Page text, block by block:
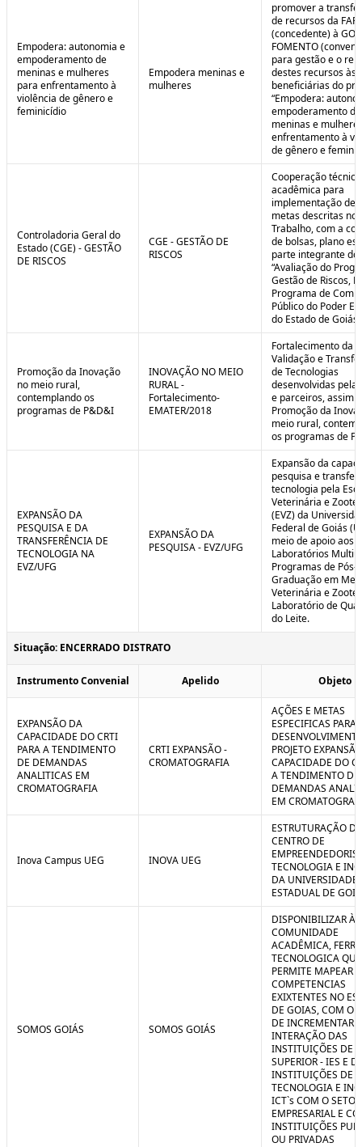
Empodera: autonomia e
empoderamento de
meninas e mulheres
para enfrentamento à
violência de gênero e
feminicídio
Empodera meninas e
mulheres
promover a
de recursos da
(concedente) à
FOMENTO
para gestão e o
destes recursos às
beneficiárias do
“Empodera:
empoderamento de
meninas e
enfrentamento à
de gênero e
Controladoria Geral do
Estado (CGE) - GESTÃO
DE RISCOS
CGE - GESTÃO DE
RISCOS
Cooperação
acadêmica para
implementação de
metas descritas no
Trabalho, com a
de bolsas, plano
parte integrante do
“Avaliação do
Gestão de Riscos,
Programa de
Público do Poder
do Estado de
Promoção da Inovação
no meio rural,
contemplando os
programas de P&D&I
INOVAÇÃO NO MEIO
RURAL -
Fortalecimento-
EMATER/2018
Fortalecimento da
Validação e
de Tecnologias
desenvolvidas pela
e parceiros, assim
Promoção da
meio rural,
os programas de
EXPANSÃO DA
PESQUISA E DA
TRANSFERÊNCIA DE
TECNOLOGIA NA
EVZ/UFG
EXPANSÃO DA
PESQUISA - EVZ/UFG
Expansão da
pesquisa e
tecnologia pela
Veterinária e
(EVZ) da
Federal de Goiás
meio de apoio aos
Laboratórios
Programas de Pós-
Graduação em
Veterinária e
Laboratório de
do Leite.
Situação: ENCERRADO DISTRATO
Instrumento Convenial Apelido Objeto
EXPANSÃO DA
CAPACIDADE DO CRTI
PARA A TENDIMENTO
DE DEMANDAS
ANALITICAS EM
CROMATOGRAFIA
CRTI EXPANSÃO -
CROMATOGRAFIA
AÇÕES E METAS
ESPECIFICAS PARA
PROJETO
CAPACIDADE DO
A TENDIMENTO DE
DEMANDAS
EM
Inova Campus UEG INOVA UEG
ESTRUTURAÇÃO
CENTRO DE
TECNOLOGIA E
DA UNIVERSIDADE
ESTADUAL DE
SOMOS GOIÁS SOMOS GOIÁS
DISPONIBILIZAR À
COMUNIDADE
ACADÊMICA,
TECNOLOGICA QUE
PERMITE MAPEAR
COMPETENCIAS
EXIXTENTES NO
DE GOIAS, COM O
DE INCREMENTAR A
INTERAÇÃO DAS
INSTITUIÇÕES DE
SUPERIOR - IES E
INSTITUIÇÕES DE
TECNOLOGIA E
ICT`s COM O SETOR
EMPRESARIAL E
INSTITUIÇÕES
OU PRIVADAS